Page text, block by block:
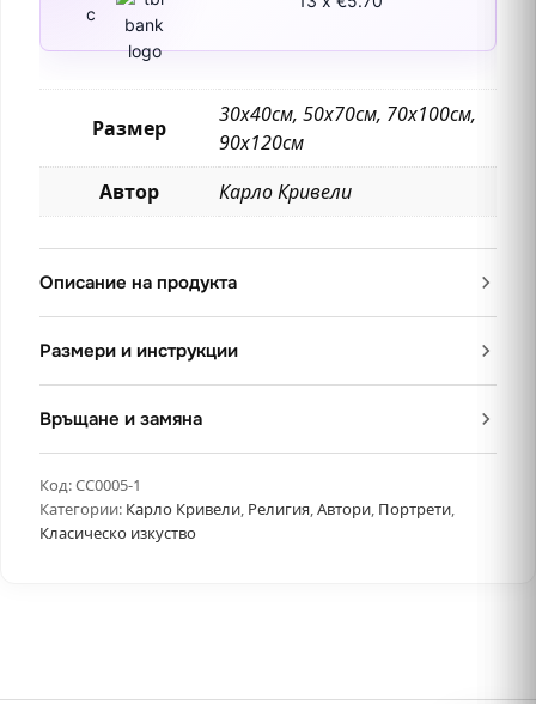
с
Размер
30х40см, 50х70см, 70х100см,
90х120см
Автор
Карло Кривели
Описание на продукта
Размери и инструкции
Връщане и замяна
Код:CC0005-1
Категории: Карло Кривели, Религия,Автори, Портрети,
Класическо изкуство